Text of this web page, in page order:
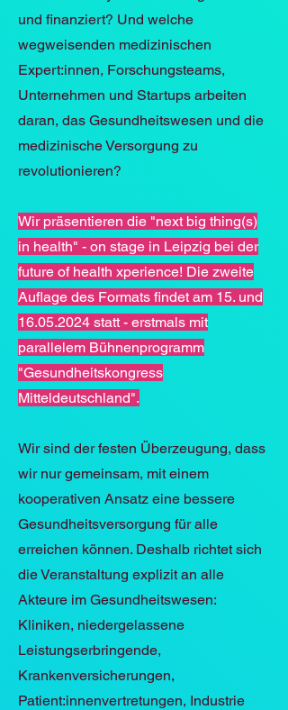
und finanziert? Und welche
wegweisenden medizinischen
Expert:innen, Forschungsteams,
Unternehmen und Startups arbeiten
daran, das Gesundheitswesen und die
medizinische Versorgung zu
revolutionieren?
Wir präsentieren die "next big thing(s)
in health" - on stage in Leipzig bei der
future of health xperience! Die zweite
Auflage des Formats findet am 15. und
16.05.2024 statt - erstmals mit
parallelem Bühnenprogramm
"Gesundheitskongress
Mitteldeutschland".
Wir sind der festen Überzeugung, dass
wir nur gemeinsam, mit einem
kooperativen Ansatz eine bessere
Gesundheitsversorgung für alle
erreichen können. Deshalb richtet sich
die Veranstaltung explizit an alle
Akteure im Gesundheitswesen:
Kliniken, niedergelassene
Leistungserbringende,
Krankenversicherungen,
Patient:innenvertretungen, Industrie